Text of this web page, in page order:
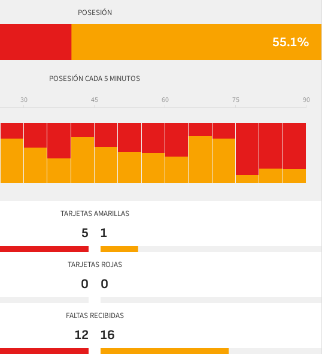
POSESIÓN
55.1%
POSESIÓN CADA 5 MINUTOS
30 45 60 75 90
TARJETAS AMARILLAS
5 1
TARJETAS ROJAS
0 0
FALTAS RECIBIDAS
12 16